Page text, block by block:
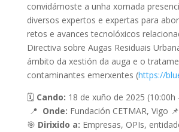
convidámoste a unha xornada
diversos expertos e expertas para
retos e avances tecnolóxicos
Directiva sobre Augas Residuais
ámbito da xestión da auga e o
contaminantes emerxentes (https://
🗓️ Cando: 18 de xuño de 2025 (10:00h
📍 Onde: Fundación CETMAR, Vigo 📌
🎯 Dirixido a: Empresas, OPIs,